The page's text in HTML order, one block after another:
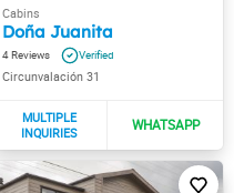
Doña Juanita
4
Circunvalación 31